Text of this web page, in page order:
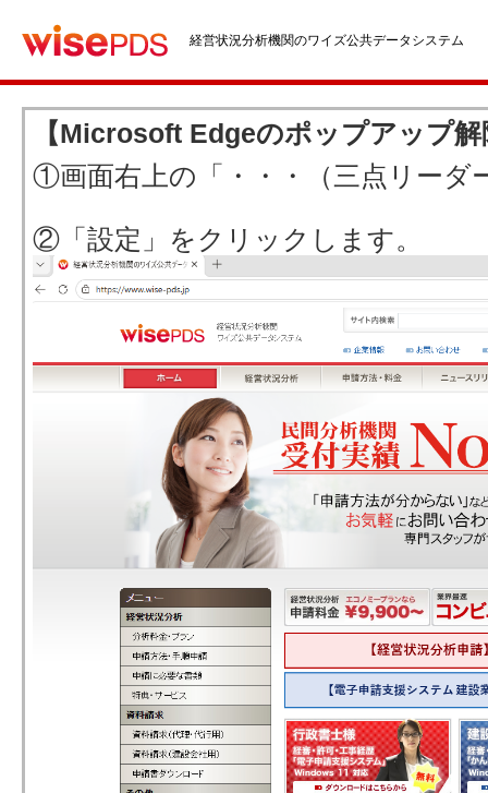
経営状況分析機関のワイズ公共データシステム
【Microsoft Edgeのポップアップ
①画面右上の「・・・（三点リーダ
②「設定」をクリックします。